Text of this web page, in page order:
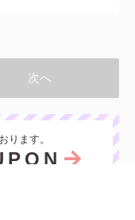
次へ
ります。